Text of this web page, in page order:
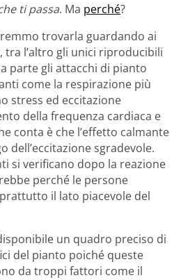
ti passa. Ma perché?
trovarla guardando ai
tra l’altro gli unici riproducibili
parte gli attacchi di pianto
come la respirazione più
stress ed eccitazione
della frequenza cardiaca e
conta è che l’effetto calmante
dell’eccitazione sgradevole.
si verificano dopo la reazione
perché le persone
il lato piacevole del
un quadro preciso di
del pianto poiché queste
da troppi fattori come il